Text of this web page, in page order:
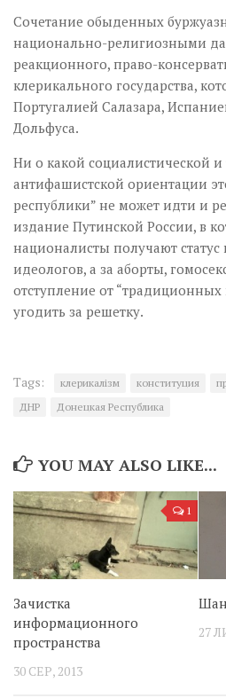
Сочетание обыденных
национально-религиозными
реакционного, право-
клерикального государства,
Португалией Салазара,
Дольфуса.
Ни о какой социалистической и
антифашистской ориентации
республики” не может идти и
издание Путинской России, в
националисты получают статус
идеологов, а за аборты,
отступление от
угодить за решетку.
Tags: клерикалізм конституция
ДНР Донецкая Республика
YOU MAY ALSO LIKE...
1
Зачистка
информационного
пространства
30 СЕР, 2013
27